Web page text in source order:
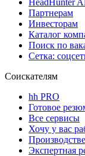
Партнерам
Инвесторам
Каталог
Поиск по
Сетка:
Соискателям
hh PRO
Готовое
Все сервисы
Хочу у вас
Экспертная